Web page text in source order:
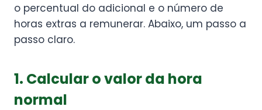
o percentual do adicional e o número de
horas extras a remunerar. Abaixo, um passo a
passo claro.
1. Calcular o valor da hora
normal